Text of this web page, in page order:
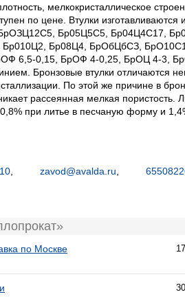
мелкокристаллическое
по цене. Втулки
БрОЗЦ12С5, Бр05Ц5С5, Бр04Ц4С17,
Бр010Ц2, Бр08Ц4, БрОбЦбСЗ,
6,5-0,15, БрОФ 4-0,25, БрОЦ 4-3,
Бронзовые втулки отличаются
По этой же причине в
рассеянная мелкая пористость.
при литье в песчаную форму и
zavod@avalda.ru
по Москве